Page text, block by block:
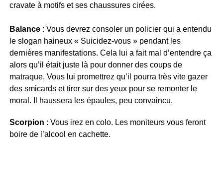
cravate à motifs et ses chaussures cirées.
Balance : Vous devrez consoler un policier qui a entendu
le slogan haineux « Suicidez-vous » pendant les
dernières manifestations. Cela lui a fait mal d’entendre ça
alors qu’il était juste là pour donner des coups de
matraque. Vous lui promettrez qu’il pourra très vite gazer
des smicards et tirer sur des yeux pour se remonter le
moral. Il haussera les épaules, peu convaincu.
Scorpion : Vous irez en colo. Les moniteurs vous feront
boire de l’alcool en cachette.